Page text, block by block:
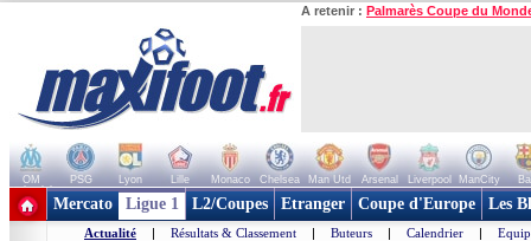
A retenir : Palmarès Coupe du
OM PSG Lyon Lille Monaco Chelsea Man Utd Arsenal Liverpool ManCity
+ de clubs
Mercato Ligue 1 L2/Coupes Etranger Coupe d'Europe Les
Actualité | Résultats & Classement | Buteurs | Calendrier |